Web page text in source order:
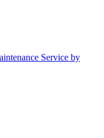
Service by